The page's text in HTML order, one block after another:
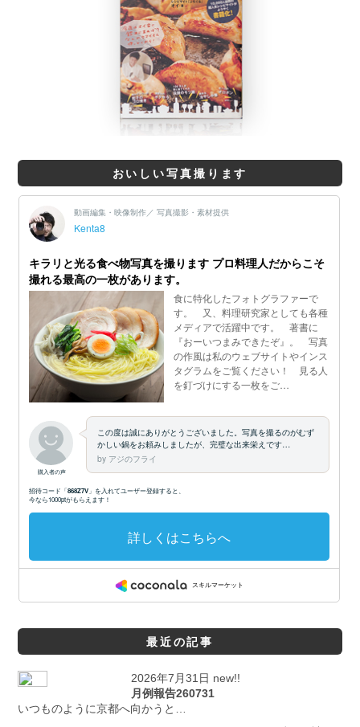
おいしい写真撮ります
最近の記事
2026年7月31日 new!!
月例報告260731
いつものように京都へ向かうと…